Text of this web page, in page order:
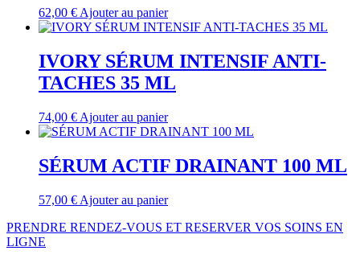
62,00 € Ajouter au panier
IVORY SÉRUM INTENSIF ANTI-
TACHES 35 ML
74,00 € Ajouter au panier
SÉRUM ACTIF DRAINANT 100 ML
57,00 € Ajouter au panier
PRENDRE RENDEZ-VOUS ET RESERVER VOS SOINS EN
LIGNE